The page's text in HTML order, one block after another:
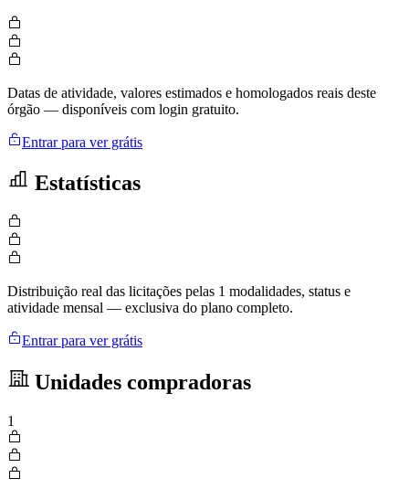
Datas de atividade, valores estimados e homologados reais deste
órgão — disponíveis com login gratuito.
Entrar para ver grátis
Estatísticas
Distribuição real das licitações pelas 1 modalidades, status e
atividade mensal — exclusiva do plano completo.
Entrar para ver grátis
Unidades compradoras
1